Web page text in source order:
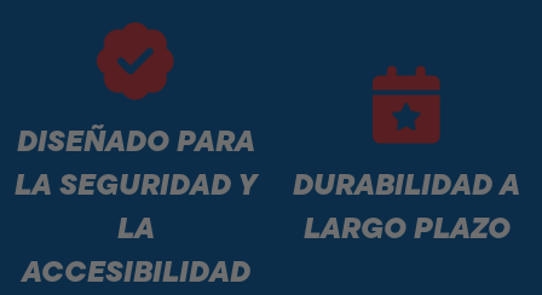
DISEÑADO PARA
LA SEGURIDAD Y
LA
ACCESIBILIDAD
DURABILIDAD A
LARGO PLAZO